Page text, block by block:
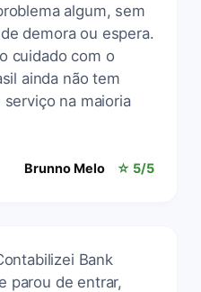
algum, sem
demora ou espera.
cuidado com o
ainda não tem
na maioria
Brunno Melo ☆ 5/5
Bank
parou de entrar,